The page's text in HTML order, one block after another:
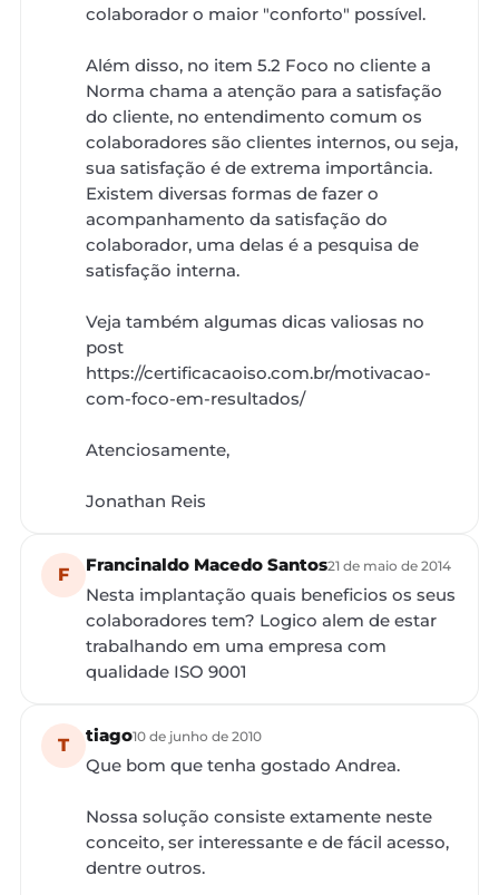
colaborador o maior "conforto" possível.
Além disso, no item 5.2 Foco no cliente a
Norma chama a atenção para a satisfação
do cliente, no entendimento comum os
colaboradores são clientes internos, ou seja,
sua satisfação é de extrema importância.
Existem diversas formas de fazer o
acompanhamento da satisfação do
colaborador, uma delas é a pesquisa de
satisfação interna.
Veja também algumas dicas valiosas no
post
https://certificacaoiso.com.br/motivacao-
com-foco-em-resultados/
Atenciosamente,
Jonathan Reis
F Francinaldo Macedo Santos21 de maio de 2014
Nesta implantação quais beneficios os seus
colaboradores tem? Logico alem de estar
trabalhando em uma empresa com
qualidade ISO 9001
T tiago10 de junho de 2010
Que bom que tenha gostado Andrea.
Nossa solução consiste extamente neste
conceito, ser interessante e de fácil acesso,
dentre outros.